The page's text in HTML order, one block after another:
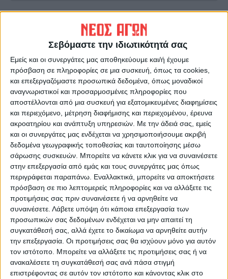
Σεβόμαστε την ιδιωτικότητά σας
Εμείς και οι συνεργάτες μας αποθηκεύουμε και/ή έχουμε
πρόσβαση σε πληροφορίες σε μια συσκευή, όπως τα cookies,
και επεξεργαζόμαστε προσωπικά δεδομένα, όπως μοναδικοί
αναγνωριστικοί και προσαρμοσμένες πληροφορίες που
αποστέλλονται από μια συσκευή για εξατομικευμένες διαφημίσεις
και περιεχόμενο, μέτρηση διαφήμισης και περιεχομένου, έρευνα
ακροατηρίου και ανάπτυξη υπηρεσιών. Με την άδειά σας, εμείς
και οι συνεργάτες μας ενδέχεται να χρησιμοποιήσουμε ακριβή
δεδομένα γεωγραφικής τοποθεσίας και ταυτοποίησης μέσω
σάρωσης συσκευών. Μπορείτε να κάνετε κλικ για να συναινέσετε
στην επεξεργασία από εμάς και τους συνεργάτες μας όπως
περιγράφεται παραπάνω. Εναλλακτικά, μπορείτε να αποκτήσετε
πρόσβαση σε πιο λεπτομερείς πληροφορίες και να αλλάξετε τις
προτιμήσεις σας πριν συναινέσετε ή να αρνηθείτε να
συναινέσετε. Λάβετε υπόψη ότι κάποια επεξεργασία των
προσωπικών σας δεδομένων ενδέχεται να μην απαιτεί τη
συγκατάθεσή σας, αλλά έχετε το δικαίωμα να αρνηθείτε αυτήν
την επεξεργασία. Οι προτιμήσεις σας θα ισχύουν μόνο για αυτόν
τον ιστότοπο. Μπορείτε να αλλάξετε τις προτιμήσεις σας ή να
ανακαλέσετε τη συγκατάθεσή σας ανά πάσα στιγμή
επιστρέφοντας σε αυτόν τον ιστότοπο και κάνοντας κλικ στο
προϋπολογισμός του 2026 για
Εγκρίθηκε το πρόγραμμα
δράσεων του Επιμελητηρίου
τα 60 χρόνια του
ΝΕΟΣ ΑΓΩΝ
https://neosagon.gr
Η Αρχαιότερη Καθημερινή Πρωινή Εφημερίδα της Καρδίτσας
ΠΑΡΟΜΟΙΑ ΑΡΘΡΑ